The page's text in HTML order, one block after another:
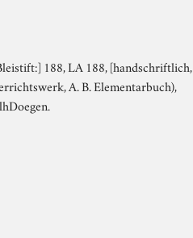
188, LA 188, [handschriftlich,
A. B. Elementarbuch),